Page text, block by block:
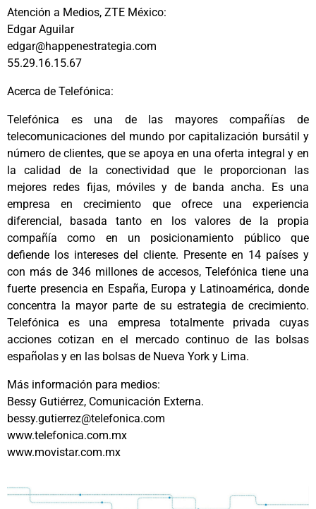
Atención a Medios, ZTE México:
Edgar Aguilar
edgar@happenestrategia.com
55.29.16.15.67
Acerca de Telefónica:
Telefónica es una de las mayores compañías de
telecomunicaciones del mundo por capitalización bursátil y
número de clientes, que se apoya en una oferta integral y en
la calidad de la conectividad que le proporcionan las
mejores redes fijas, móviles y de banda ancha. Es una
empresa en crecimiento que ofrece una experiencia
diferencial, basada tanto en los valores de la propia
compañía como en un posicionamiento público que
defiende los intereses del cliente. Presente en 14 países y
con más de 346 millones de accesos, Telefónica tiene una
fuerte presencia en España, Europa y Latinoamérica, donde
concentra la mayor parte de su estrategia de crecimiento.
Telefónica es una empresa totalmente privada cuyas
acciones cotizan en el mercado continuo de las bolsas
españolas y en las bolsas de Nueva York y Lima.
Más información para medios:
Bessy Gutiérrez, Comunicación Externa.
bessy.gutierrez@telefonica.com
www.telefonica.com.mx
www.movistar.com.mx